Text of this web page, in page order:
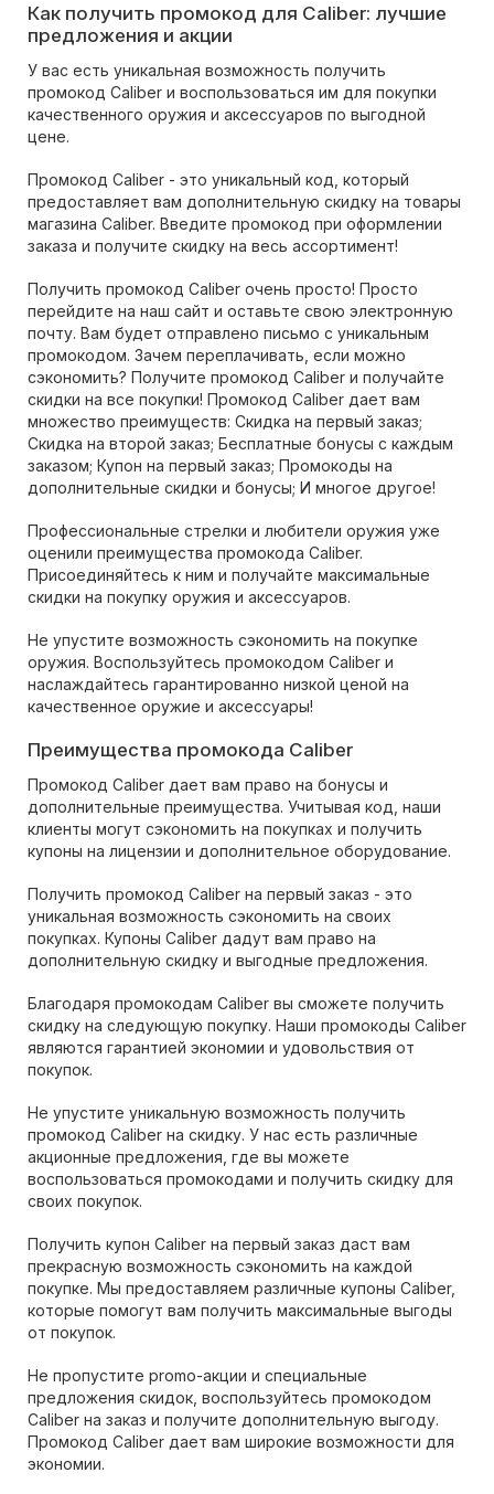
Как получить промокод для Caliber: лучшие
предложения и акции
У вас есть уникальная возможность получить
промокод Caliber и воспользоваться им для покупки
качественного оружия и аксессуаров по выгодной
цене.
Промокод Caliber - это уникальный код, который
предоставляет вам дополнительную скидку на товары
магазина Caliber. Введите промокод при оформлении
заказа и получите скидку на весь ассортимент!
Получить промокод Caliber очень просто! Просто
перейдите на наш сайт и оставьте свою электронную
почту. Вам будет отправлено письмо с уникальным
промокодом. Зачем переплачивать, если можно
сэкономить? Получите промокод Caliber и получайте
скидки на все покупки! Промокод Caliber дает вам
множество преимуществ: Скидка на первый заказ;
Скидка на второй заказ; Бесплатные бонусы с каждым
заказом; Купон на первый заказ; Промокоды на
дополнительные скидки и бонусы; И многое другое!
Профессиональные стрелки и любители оружия уже
оценили преимущества промокода Caliber.
Присоединяйтесь к ним и получайте максимальные
скидки на покупку оружия и аксессуаров.
Не упустите возможность сэкономить на покупке
оружия. Воспользуйтесь промокодом Caliber и
наслаждайтесь гарантированно низкой ценой на
качественное оружие и аксессуары!
Преимущества промокода Caliber
Промокод Caliber дает вам право на бонусы и
дополнительные преимущества. Учитывая код, наши
клиенты могут сэкономить на покупках и получить
купоны на лицензии и дополнительное оборудование.
Получить промокод Caliber на первый заказ - это
уникальная возможность сэкономить на своих
покупках. Купоны Caliber дадут вам право на
дополнительную скидку и выгодные предложения.
Благодаря промокодам Caliber вы сможете получить
скидку на следующую покупку. Наши промокоды Caliber
являются гарантией экономии и удовольствия от
покупок.
Не упустите уникальную возможность получить
промокод Caliber на скидку. У нас есть различные
акционные предложения, где вы можете
воспользоваться промокодами и получить скидку для
своих покупок.
Получить купон Caliber на первый заказ даст вам
прекрасную возможность сэкономить на каждой
покупке. Мы предоставляем различные купоны Caliber,
которые помогут вам получить максимальные выгоды
от покупок.
Не пропустите promo-акции и специальные
предложения скидок, воспользуйтесь промокодом
Caliber на заказ и получите дополнительную выгоду.
Промокод Caliber дает вам широкие возможности для
экономии.